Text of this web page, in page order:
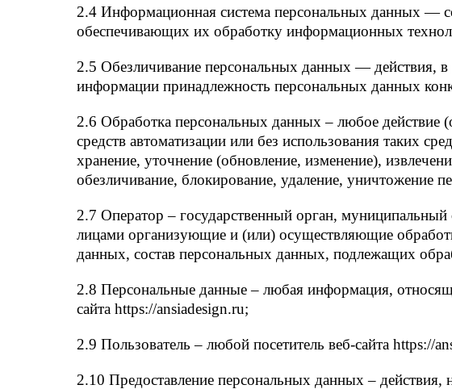
2.4 Информационная система персональных данных —
обеспечивающих их обработку информационных
2.5 Обезличивание персональных данных — действия, в
информации принадлежность персональных данных
2.6 Обработка персональных данных – любое действие
средств автоматизации или без использования таких
хранение, уточнение (обновление, изменение),
обезличивание, блокирование, удаление, уничтожение
2.7 Оператор – государственный орган,
лицами организующие и (или) осуществляющие
данных, состав персональных данных, подлежащих
2.8 Персональные данные – любая информация,
сайта https://ansiadesign.ru;
2.9 Пользователь – любой посетитель веб-сайта https://
2.10 Предоставление персональных данных –